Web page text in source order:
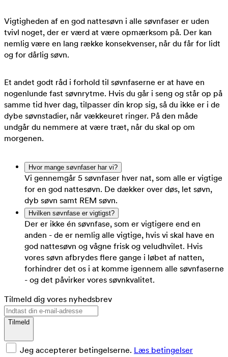
Vigtigheden af en god nattesøvn i alle søvnfaser er uden
tvivl noget, der er værd at være opmærksom på. Der kan
nemlig være en lang række konsekvenser, når du får for lidt
og for dårlig søvn.
Et andet godt råd i forhold til søvnfaserne er at have en
nogenlunde fast søvnrytme. Hvis du går i seng og står op på
samme tid hver dag, tilpasser din krop sig, så du ikke er i de
dybe søvnstadier, når vækkeuret ringer. På den måde
undgår du nemmere at være træt, når du skal op om
morgenen.
Hvor mange søvnfaser har vi?
Vi gennemgår 5 søvnfaser hver nat, som alle er vigtige
for en god nattesøvn. De dækker over døs, let søvn,
dyb søvn samt REM søvn.
Hvilken søvnfase er vigtigst?
Der er ikke én søvnfase, som er vigtigere end en
anden - de er nemlig alle vigtige, hvis vi skal have en
god nattesøvn og vågne frisk og veludhvilet. Hvis
vores søvn afbrydes flere gange i løbet af natten,
forhindrer det os i at komme igennem alle søvnfaserne
- og det påvirker vores søvnkvalitet.
Tilmeld dig vores nyhedsbrev
Tilmeld
Jeg accepterer betingelserne. Læs betingelser